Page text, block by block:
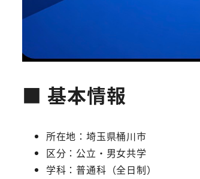
■ 基本情報
所在地：埼玉県桶川市
区分：公立・男女共学
学科：普通科（全日制）